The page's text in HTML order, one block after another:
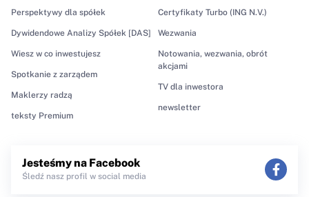
Perspektywy dla spółek
Dywidendowe Analizy Spółek [DAS]
Wiesz w co inwestujesz
Spotkanie z zarządem
Maklerzy radzą
teksty Premium
Certyfikaty Turbo (ING N.V.)
Wezwania
Notowania, wezwania, obrót
akcjami
TV dla inwestora
newsletter
Jesteśmy na Facebook
Śledź nasz profil w social media